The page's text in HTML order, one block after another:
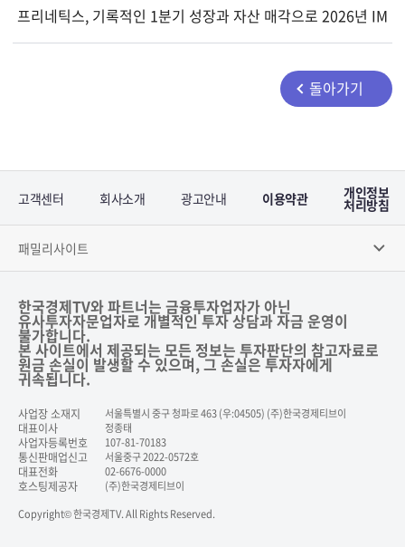
프리네틱스, 기록적인 1분기 성장과 자산 매각으로 2026년 IM8
돌아가기
고객센터 회사소개 광고안내 이용약관 개인정보
처리방침
패밀리사이트
한국경제TV와 파트너는 금융투자업자가 아닌
유사투자자문업자로 개별적인 투자 상담과 자금 운영이
불가합니다.
본 사이트에서 제공되는 모든 정보는 투자판단의 참고자료로
원금 손실이 발생할 수 있으며, 그 손실은 투자자에게
귀속됩니다.
사업장 소재지 서울특별시 중구 청파로 463 (우:04505) (주)한국경제티브이
대표이사 정종태
사업자등록번호 107-81-70183
통신판매업신고 서울중구 2022-0572호
대표전화 02-6676-0000
호스팅제공자
(주)한국경제티브이
Copyright© 한국경제TV. All Rights Reserved.